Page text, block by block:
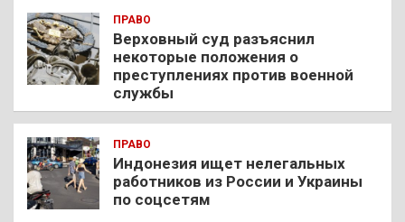
ПРАВО
Верховный суд разъяснил
некоторые положения о
преступлениях против военной
службы
ПРАВО
Индонезия ищет нелегальных
работников из России и Украины
по соцсетям